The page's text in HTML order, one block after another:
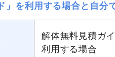
」を利用する場合と自分
解体無料見積ガ
利用する場合